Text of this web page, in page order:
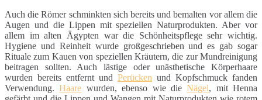
Auch die Römer schminkten sich bereits und bemalten vor allem die
Augen und die Lippen mit speziellen Naturprodukten. Aber vor
allem im alten Ägypten war die Schönheitspflege sehr wichtig.
Hygiene und Reinheit wurde großgeschrieben und es gab sogar
Rituale zum Kauen von speziellen Kräutern, die zur Mundreinigung
beitragen sollten. Auch lästige oder unästhetische Körperhaare
wurden bereits entfernt und Perücken und Kopfschmuck fanden
Verwendung.Haare wurden, ebenso wie dieNägel, mit Henna